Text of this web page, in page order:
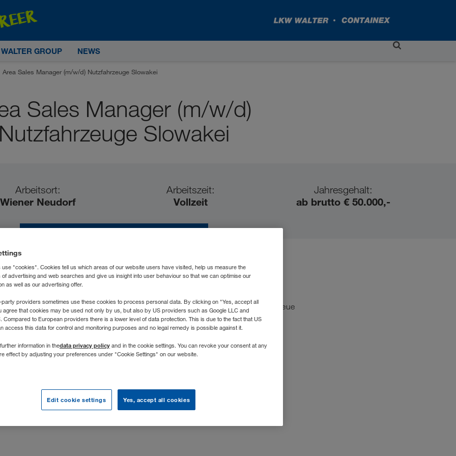
GROUP NEWS
Area Sales Manager (m/w/d) Nutzfahrzeuge Slowakei
Sales Manager (m/w/d)
Nutzfahrzeuge Slowakei
Arbeitsort:
Wiener Neudorf
Arbeitszeit:
Vollzeit
Jahresgehalt:
ab brutto € 50.000,-
Unternehmen der WALTER GROUP - bietet auf Leasing/Ratenkauf-Basis neue
Zugmaschinen renommierter Marken an.
use "cookies". Cookies tell us which areas of our website users have visited, help us measure the
of advertising and web searches and give us insight into user behaviour so that we can optimise our
as well as our advertising offer.
providers sometimes use these cookies to process personal data. By clicking on "Yes, accept all
agree that cookies may be used not only by us, but also by US providers such as Google LLC and
Compared to European providers there is a lower level of data protection. This is due to the fact that US
access this data for control and monitoring purposes and no legal remedy is possible against it.
information in thedata privacy policy and in the cookie settings. You can revoke your consent at any
effect by adjusting your preferences under "Cookie Settings" on our website.
Edit cookie settings Yes, accept all cookies